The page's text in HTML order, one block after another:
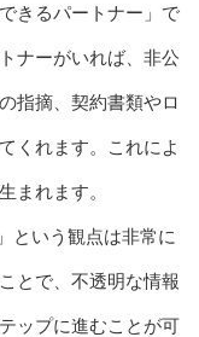
きるパートナー」で
ナーがいれば、非公
指摘、契約書類やロ
くれます。これによ
まれます。
という観点は非常に
とで、不透明な情報
ップに進むことが可